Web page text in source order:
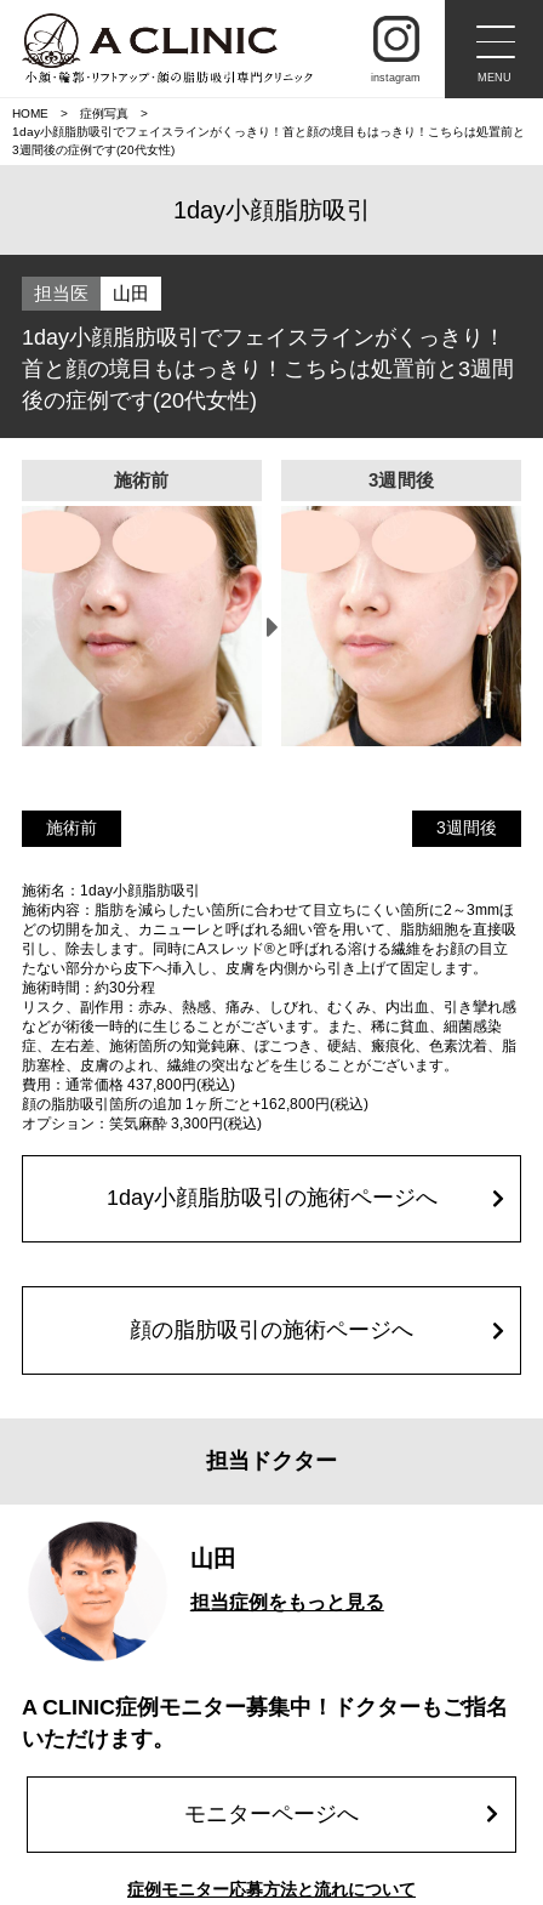
instagram MENU
HOME
症例写真
1day小顔脂肪吸引でフェイスラインがくっきり！首と顔の境目もはっきり！こちらは処置前と
3週間後の症例です(20代女性)
1day小顔脂肪吸引
担当医 山田
1day小顔脂肪吸引でフェイスラインがくっきり！
首と顔の境目もはっきり！こちらは処置前と3週間
後の症例です(20代女性)
施術前 3週間後
後
施術前 3週間後
施術名：1day小顔脂肪吸引
施術内容：脂肪を減らしたい箇所に合わせて目立ちにくい箇所に2～3mmほ
どの切開を加え、カニューレと呼ばれる細い管を用いて、脂肪細胞を直接吸
引し、除去します。同時にAスレッド®と呼ばれる溶ける繊維をお顔の目立
たない部分から皮下へ挿入し、皮膚を内側から引き上げて固定します。
施術時間：約30分程
リスク、副作用：赤み、熱感、痛み、しびれ、むくみ、内出血、引き攣れ感
などが術後一時的に生じることがございます。また、稀に貧血、細菌感染
症、左右差、施術箇所の知覚鈍麻、ぼこつき、硬結、瘢痕化、色素沈着、脂
肪塞栓、皮膚のよれ、繊維の突出などを生じることがございます。
費用：通常価格 437,800円(税込)
顔の脂肪吸引箇所の追加 1ヶ所ごと+162,800円(税込)
オプション：笑気麻酔 3,300円(税込)
1day小顔脂肪吸引の施術ページへ
顔の脂肪吸引の施術ページへ
担当ドクター
山田
担当症例をもっと見る
A CLINIC症例モニター募集中！ドクターもご指名
いただけます。
モニターページへ
症例モニター応募方法と流れについて